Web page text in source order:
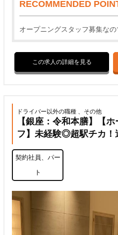
RECOMMENDED
オープニングスタッフ募集なの
この求人の詳細を見る
ドライバー以外の職種 、その他
【銀座：令和本膳】【
フ】未経験◎超駅チカ
契約社員、パー
ト